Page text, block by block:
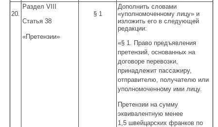
20.
Раздел VIII
Статья 38
«Претензии»
§ 1
Дополнить словами
«уполномоченному лицу» и
изложить его в следующей
редакции:
«§ 1. Право предъявления
претензий, основанных на
договоре перевозки,
принадлежит пассажиру,
отправителю, получателю или
уполномоченному ими лицу.
Претензии на сумму
эквивалентную менее
1,5 швейцарских франков по